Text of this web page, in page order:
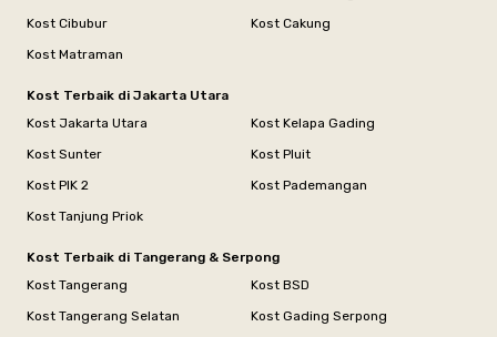
Kost Cibubur
Kost Cakung
Kost Matraman
Kost Terbaik di Jakarta Utara
Kost Jakarta Utara
Kost Kelapa Gading
Kost Sunter
Kost Pluit
Kost PIK 2
Kost Pademangan
Kost Tanjung Priok
Kost Terbaik di Tangerang & Serpong
Kost Tangerang
Kost BSD
Kost Tangerang Selatan
Kost Gading Serpong